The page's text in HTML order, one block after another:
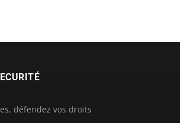
défendez vos droits